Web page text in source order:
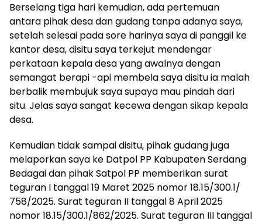
Berselang tiga hari kemudian, ada pertemuan
antara pihak desa dan gudang tanpa adanya saya,
setelah selesai pada sore harinya saya di panggil ke
kantor desa, disitu saya terkejut mendengar
perkataan kepala desa yang awalnya dengan
semangat berapi -api membela saya disitu ia malah
berbalik membujuk saya supaya mau pindah dari
situ. Jelas saya sangat kecewa dengan sikap kepala
desa.
Kemudian tidak sampai disitu, pihak gudang juga
melaporkan saya ke Datpol PP Kabupaten Serdang
Bedagai dan pihak Satpol PP memberikan surat
teguran I tanggal 19 Maret 2025 nomor 18.15/300.1/
758/2025. Surat teguran II tanggal 8 April 2025
nomor 18.15/300.1/862/2025. Surat teguran III tanggal